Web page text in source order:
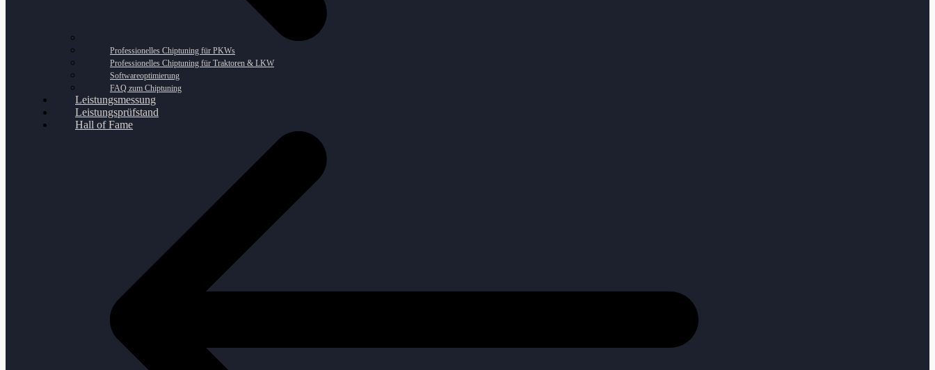
Professionelles Chiptuning für PKWs
Professionelles Chiptuning für Traktoren & LKW
Softwareoptimierung
FAQ zum Chiptuning
Leistungsmessung
Leistungsprüfstand
Hall of Fame